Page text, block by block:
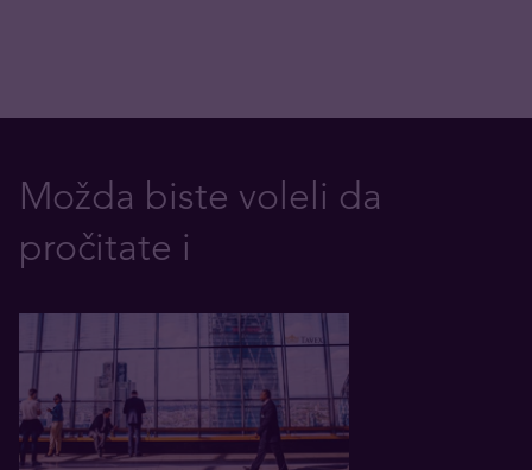
Možda biste voleli da
pročitate i